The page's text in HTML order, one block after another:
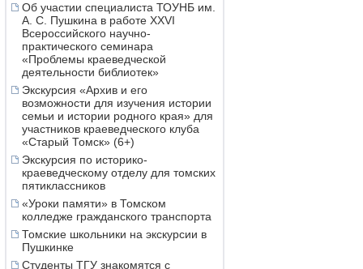
Об участии специалиста ТОУНБ им.
А. С. Пушкина в работе XXVI
Всероссийского научно-
практического семинара
«Проблемы краеведческой
деятельности библиотек»
Экскурсия «Архив и его
возможности для изучения истории
семьи и истории родного края» для
участников краеведческого клуба
«Старый Томск» (6+)
Экскурсия по историко-
краеведческому отделу для томских
пятиклассников
«Уроки памяти» в Томском
колледже гражданского транспорта
Томские школьники на экскурсии в
Пушкинке
Студенты ТГУ знакомятся с